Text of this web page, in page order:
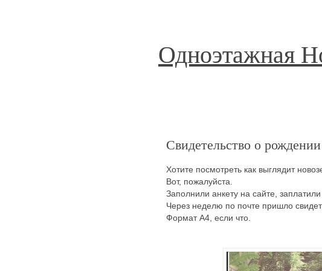
Одноэтажная
Свидетельство о
Хотите посмотреть как выглядит
Вот, пожалуйста.
Заполнили анкету на сайте,
Через неделю по почте пришло
Формат A4, если что.